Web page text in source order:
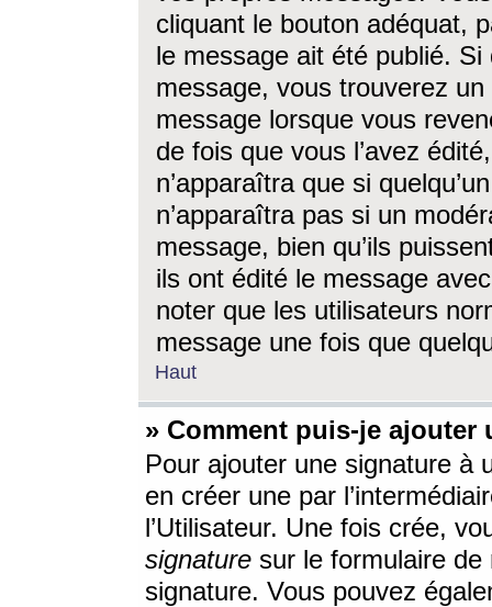
cliquant le bouton adéquat,
le message ait été publié. Si
message, vous trouverez
message lorsque vous
de fois que vous l’avez
n’apparaîtra que si
n’apparaîtra pas si un
message, bien qu’ils
ils ont édité le message
noter que les utilisateurs
message une fois que
Haut
» Comment puis-je ajouter
Pour ajouter une signature à
en créer une par
l’Utilisateur. Une fois crée,
signature sur le formulaire de
signature. Vous pouvez